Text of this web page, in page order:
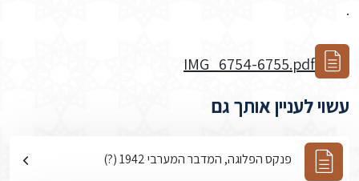
.
IMG_6754-6755.pdf
עשוי לעניין אותך גם
פנקס הפלוגה, המדבר המערבי 1942 (?)